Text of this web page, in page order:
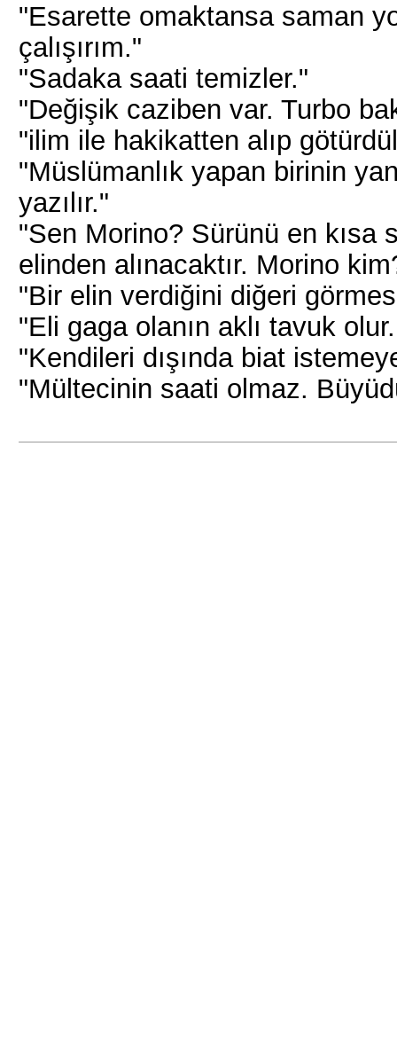
"Esarette omaktansa saman
çalışırım."
"Sadaka saati temizler."
"Değişik caziben var. Turbo
"ilim ile hakikatten alıp
"Müslümanlık yapan birinin
yazılır."
"Sen Morino? Sürünü en kısa
elinden alınacaktır. Morino
"Bir elin verdiğini diğeri
"Eli gaga olanın aklı tavuk
"Kendileri dışında biat
"Mültecinin saati olmaz.